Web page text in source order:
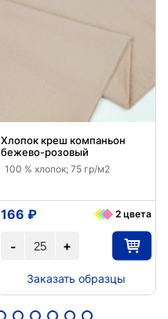
Хлопок креш компаньон
бежево-розовый
100 % хлопок; 75 гр/м2
+
-
166 ₽ 2 цвета
Заказать образцы